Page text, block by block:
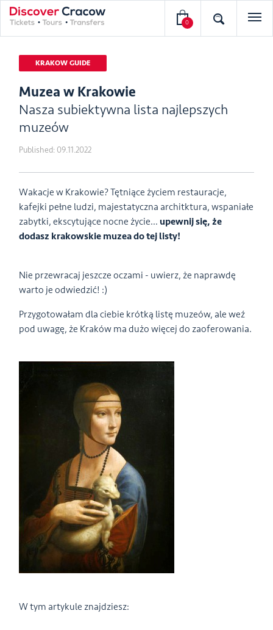
0
KRAKOW GUIDE
Muzea w Krakowie
Nasza subiektywna lista najlepszych
muzeów
Published: 09.11.2022
Wakacje w Krakowie? Tętniące życiem restauracje,
kafejki pełne ludzi, majestatyczna architktura, wspaniałe
zabytki, ekscytujące nocne życie…upewnij się, że
dodasz krakowskie muzea do tej listy!
Nie przewracaj jeszcze oczami - uwierz, że naprawdę
warto je odwiedzić! :)
Przygotowałam dla ciebie krótką listę muzeów, ale weź
pod uwagę, że Kraków ma dużo więcej do zaoferowania.
W tym artykule znajdziesz: